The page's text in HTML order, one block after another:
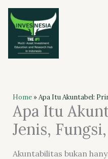
Skip
content
Home»Apa Itu Akuntabel:
Apa Itu
Jenis,
Akuntabilitas bukan